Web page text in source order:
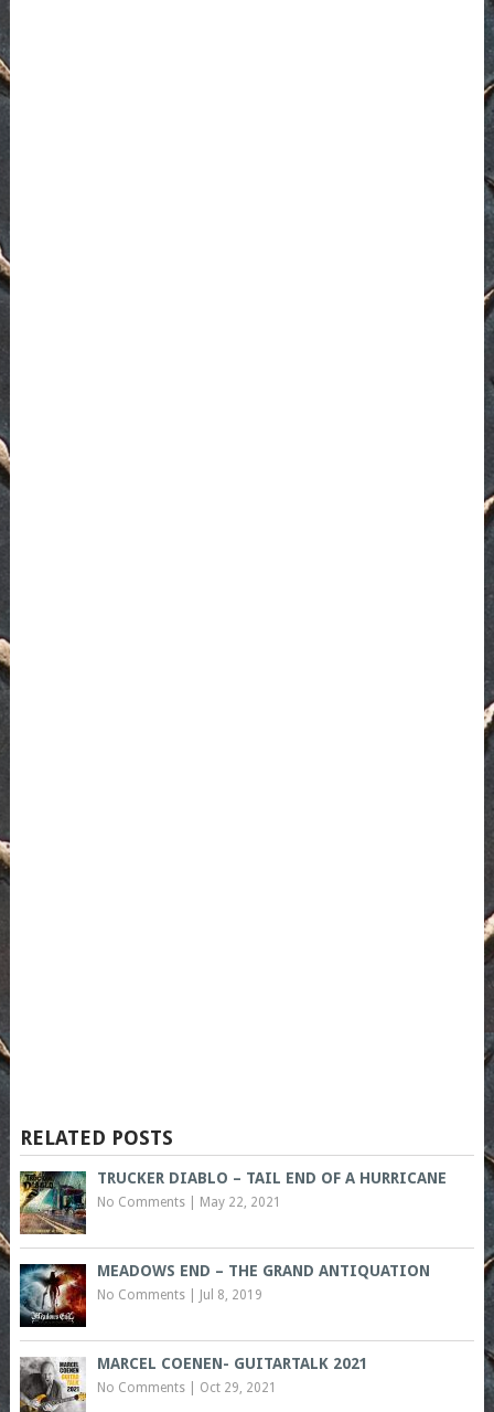
RELATED POSTS
TRUCKER DIABLO – TAIL END OF A HURRICANE
No Comments| May 22, 2021
MEADOWS END – THE GRAND ANTIQUATION
No Comments| Jul 8, 2019
MARCEL COENEN- GUITARTALK 2021
No Comments| Oct 29, 2021